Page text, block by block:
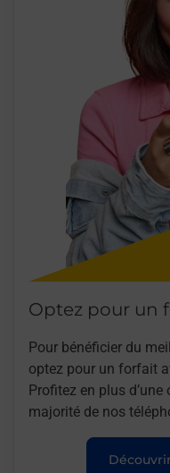
Optez pour un
Pour bénéficier du
optez pour un forfait
Profitez en plus
majorité de nos